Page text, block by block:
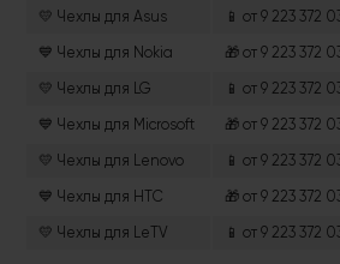
💛 Чехлы для Asus 📱 от 9 223 372
💙 Чехлы для Nokia 🎁 от 9 223 372
💛 Чехлы для LG 📱 от 9 223 372
💙 Чехлы для Microsoft 🎁 от 9 223 372
💛 Чехлы для Lenovo 📱 от 9 223 372
💙 Чехлы для HTC 🎁 от 9 223 372
💛 Чехлы для LeTV 📱 от 9 223 372